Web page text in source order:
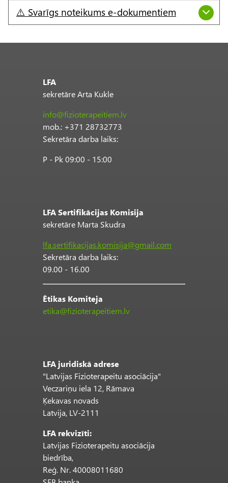
⚠️ Svarīgs noteikums e-dokumentiem
LFA
sekretāre Arta Kukle
info@fizioterapeitiem.lv
mob.: +371 28732773
Sekretāra darba laiks:
P - Pk 09:00 - 15:00
LFA Sertifikācijas Komisija
sekretāre Marta Skudra
lfa.sertifikacijas.komisija@gmail.com
Sekretāra darba laiks:
09.00 - 16.00
Ētikas Komiteja
etika@fizioterapeitiem.lv
LFA juridiskā adrese
"Latvijas Fizioterapeitu asociācija"
Veczariņu iela 12, Rāmava
Ķekavas novads
Latvija, LV-2111
LFA rekvizīti:
Latvijas Fizioterapeitu asociācija
biedrība,
Reģ. Nr. 40008011680